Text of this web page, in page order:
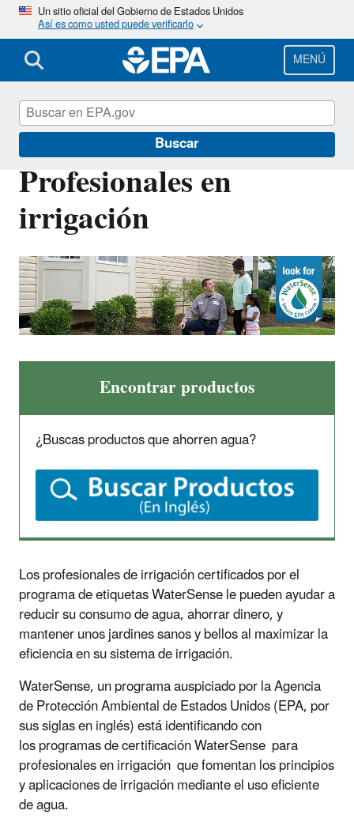
Pasar
al
contenido
principal
Un sitio oficial del Gobierno de Estados Unidos
Así es como usted puede verificarlo
MENÚ
Buscar
Profesionales en
irrigación
Encontrar productos
¿Buscas productos que ahorren agua?
Los profesionales de irrigación certificados por el
programa de etiquetas WaterSense le pueden ayudar a
reducir su consumo de agua, ahorrar dinero, y
mantener unos jardines sanos y bellos al maximizar la
eficiencia en su sistema de irrigación.
WaterSense, un programa auspiciado por la Agencia
de Protección Ambiental de Estados Unidos (EPA, por
sus siglas en inglés) está identificando con
losprogramas de certificaciónWaterSense para
profesionales en irrigación que fomentan los principios
y aplicaciones de irrigación mediante el uso eficiente
de agua.
WaterSense en español